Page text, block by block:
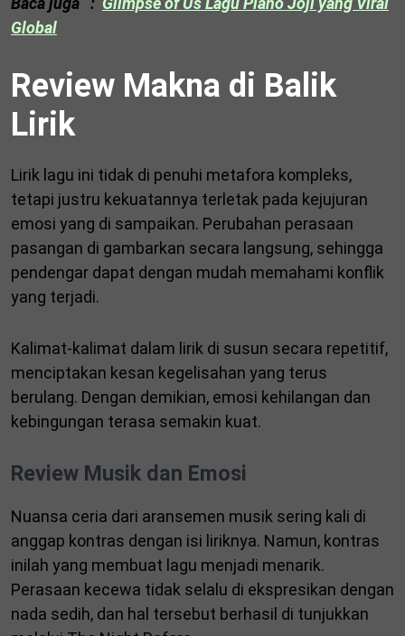
Global
Review Makna di Balik
Lirik
Lirik lagu ini tidak di penuhi metafora kompleks,
tetapi justru kekuatannya terletak pada kejujuran
emosi yang di sampaikan. Perubahan perasaan
pasangan di gambarkan secara langsung, sehingga
pendengar dapat dengan mudah memahami konflik
yang terjadi.
Kalimat-kalimat dalam lirik di susun secara repetitif,
menciptakan kesan kegelisahan yang terus
berulang. Dengan demikian, emosi kehilangan dan
kebingungan terasa semakin kuat.
Review Musik dan Emosi
Nuansa ceria dari aransemen musik sering kali di
anggap kontras dengan isi liriknya. Namun, kontras
inilah yang membuat lagu menjadi menarik.
Perasaan kecewa tidak selalu di ekspresikan dengan
nada sedih, dan hal tersebut berhasil di tunjukkan